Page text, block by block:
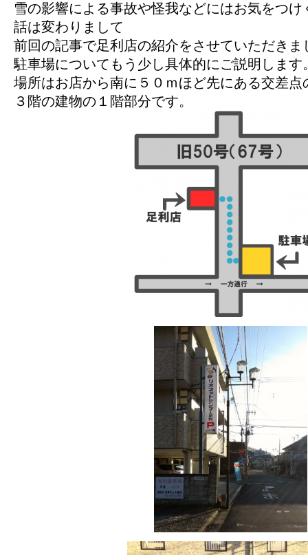
雪の影響による事故や怪我などにはお気をつけ
話は変わりまして
前回の記事で足利店の紹介をさせていただきま
駐車場についてもう少し具体的にご説明します
場所はお店から南に５０ｍほど先にある交差点
３階の建物の１階部分です。